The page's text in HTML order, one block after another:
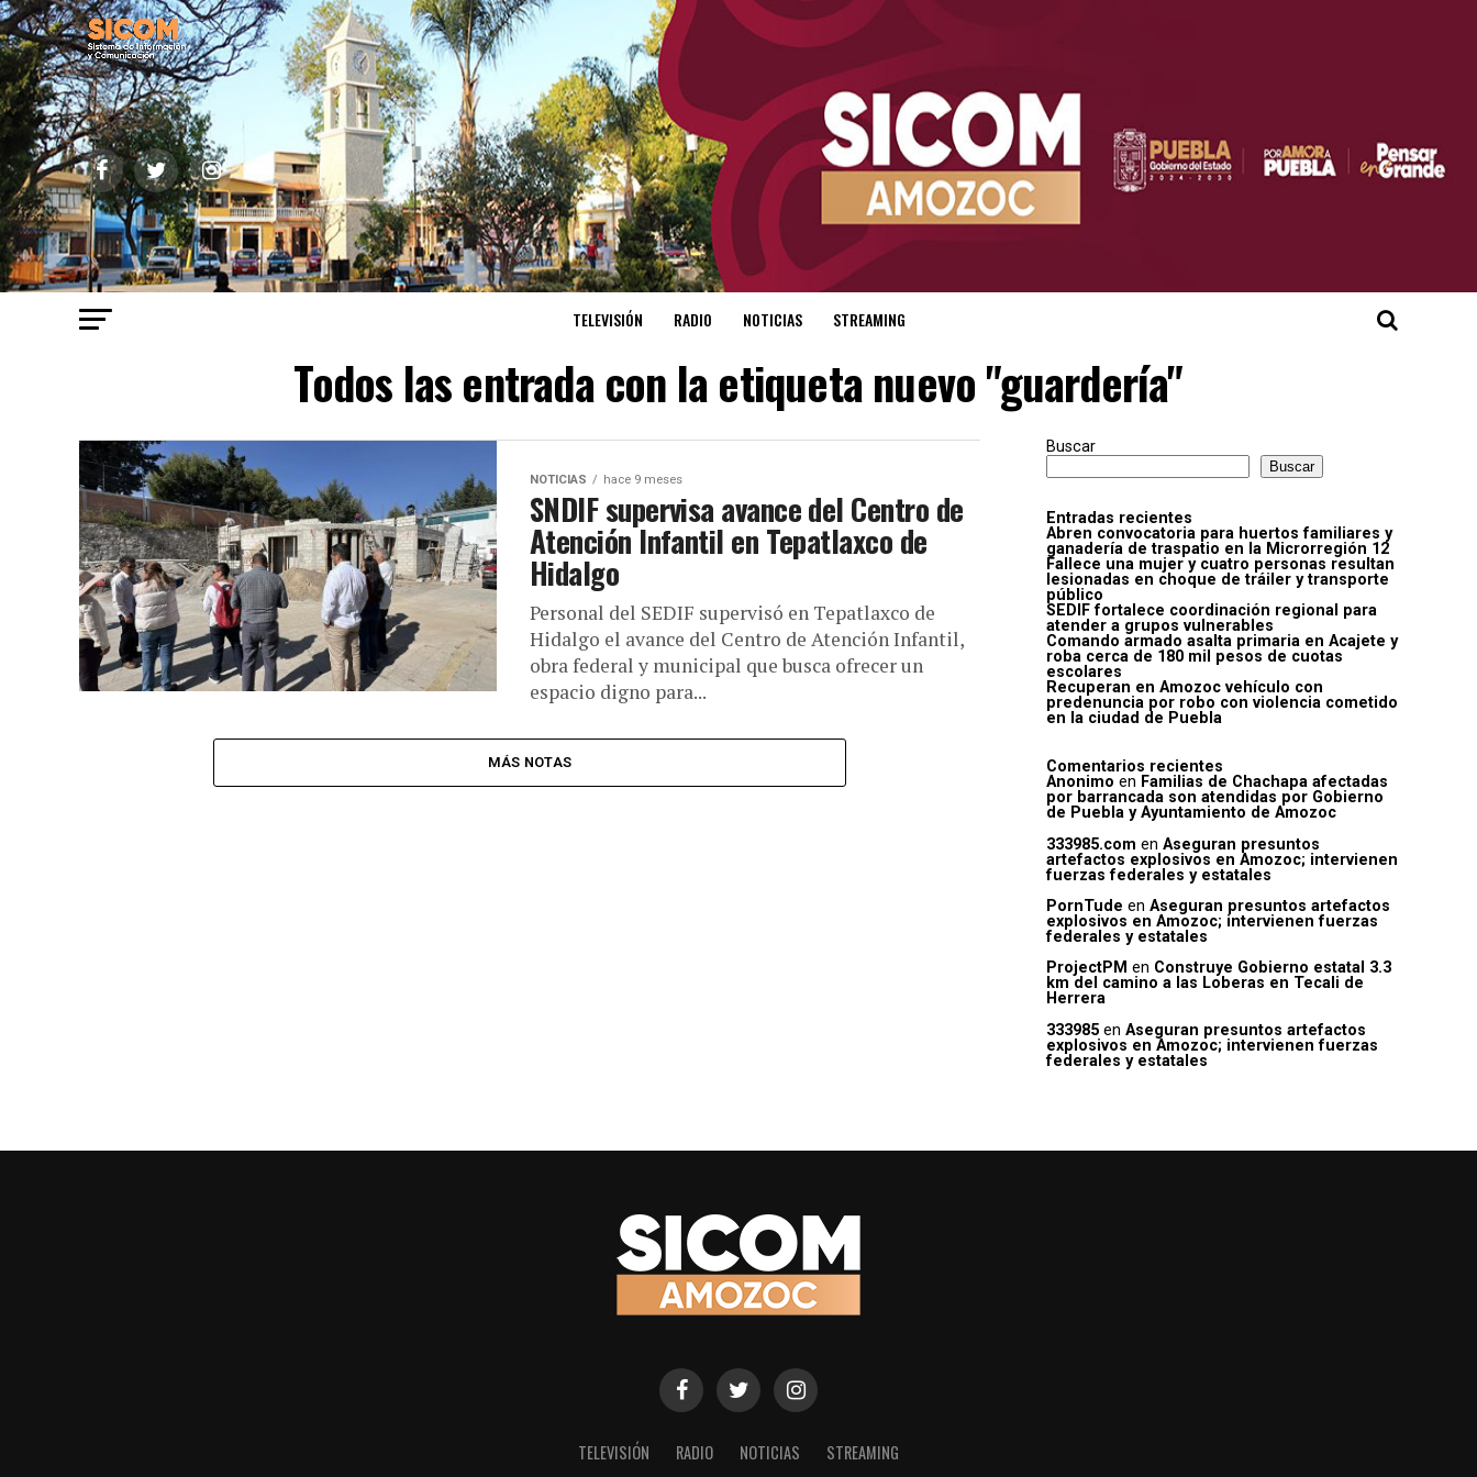
TELEVISIÓN RADIO NOTICIAS STREAMING
Todos las entrada con la etiqueta nuevo "guardería"
NOTICIAS hace 9 meses
SNDIF supervisa avance del Centro de
Atención Infantil en Tepatlaxco de
Hidalgo
Personal del SEDIF supervisó en Tepatlaxco de
Hidalgo el avance del Centro de Atención Infantil,
obra federal y municipal que busca ofrecer un
espacio digno para...
MÁS NOTAS
Buscar
Buscar
Entradas recientes
Abren convocatoria para huertos familiares y
ganadería de traspatio en la Microrregión 12
Fallece una mujer y cuatro personas resultan
lesionadas en choque de tráiler y transporte
público
SEDIF fortalece coordinación regional para
atender a grupos vulnerables
Comando armado asalta primaria en Acajete y
roba cerca de 180 mil pesos de cuotas
escolares
Recuperan en Amozoc vehículo con
predenuncia por robo con violencia cometido
en la ciudad de Puebla
Comentarios recientes
Anonimo en Familias de Chachapa afectadas
por barrancada son atendidas por Gobierno
de Puebla y Ayuntamiento de Amozoc
333985.com en Aseguran presuntos
artefactos explosivos en Amozoc; intervienen
fuerzas federales y estatales
PornTude en Aseguran presuntos artefactos
explosivos en Amozoc; intervienen fuerzas
federales y estatales
ProjectPM en Construye Gobierno estatal 3.3
km del camino a las Loberas en Tecali de
Herrera
333985 en Aseguran presuntos artefactos
explosivos en Amozoc; intervienen fuerzas
federales y estatales
TELEVISIÓN RADIO NOTICIAS STREAMING